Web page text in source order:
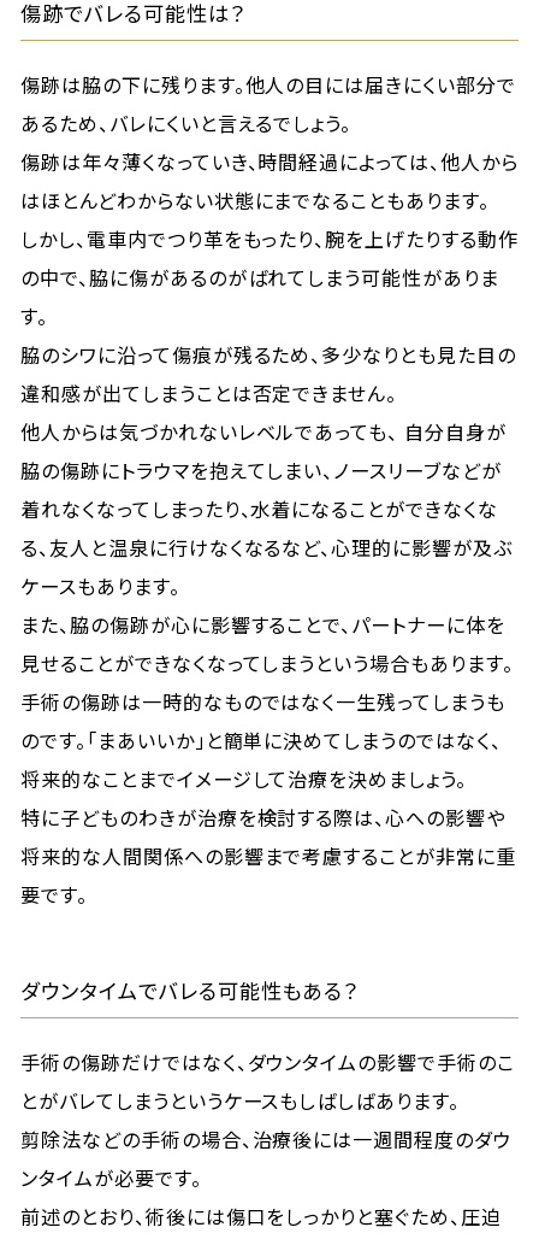
傷跡でバレる可能性は？
傷跡は脇の下に残ります。他人の目には届きにくい部分で
あるため、バレにくいと言えるでしょう。
傷跡は年々薄くなっていき、時間経過によっては、他人から
はほとんどわからない状態にまでなることもあります。
しかし、電車内でつり革をもったり、腕を上げたりする動作
の中で、脇に傷があるのがばれてしまう可能性がありま
す。
脇のシワに沿って傷痕が残るため、多少なりとも見た目の
違和感が出てしまうことは否定できません。
他人からは気づかれないレベルであっても、 自分自身が
脇の傷跡にトラウマを抱えてしまい、ノースリーブなどが
着れなくなってしまったり、水着になることができなくな
る、友人と温泉に行けなくなるなど、心理的に影響が及ぶ
ケースもあります。
また、脇の傷跡が心に影響することで、パートナーに体を
見せることができなくなってしまうという場合もあります。
手術の傷跡は一時的なものではなく一生残ってしまうも
のです。「まあいいか」と簡単に決めてしまうのではなく、
将来的なことまでイメージして治療を決めましょう。
特に子どものわきが治療を検討する際は、心への影響や
将来的な人間関係への影響まで考慮することが非常に重
要です。
ダウンタイムでバレる可能性もある？
手術の傷跡だけではなく、ダウンタイムの影響で手術のこ
とがバレてしまうというケースもしばしばあります。
剪除法などの手術の場合、治療後には一週間程度のダウ
ンタイムが必要です。
前述のとおり、術後には傷口をしっかりと塞ぐため、圧迫